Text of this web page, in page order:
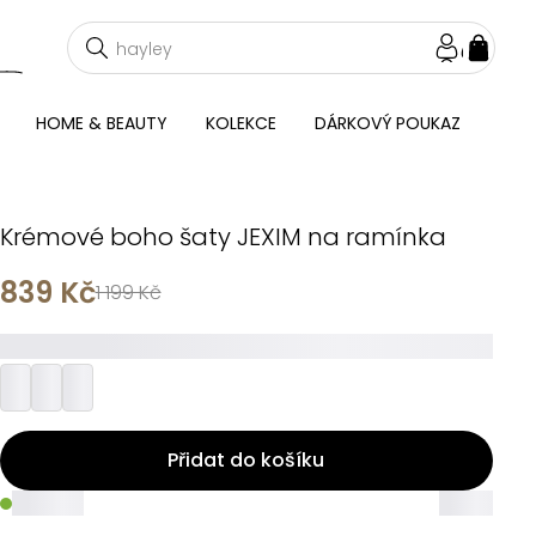
HOME & BEAUTY KOLEKCE DÁRKOVÝ POUKAZ
Krémové boho šaty JEXIM na ramínka
1 199 Kč
839 Kč
Přidat do košíku
_____